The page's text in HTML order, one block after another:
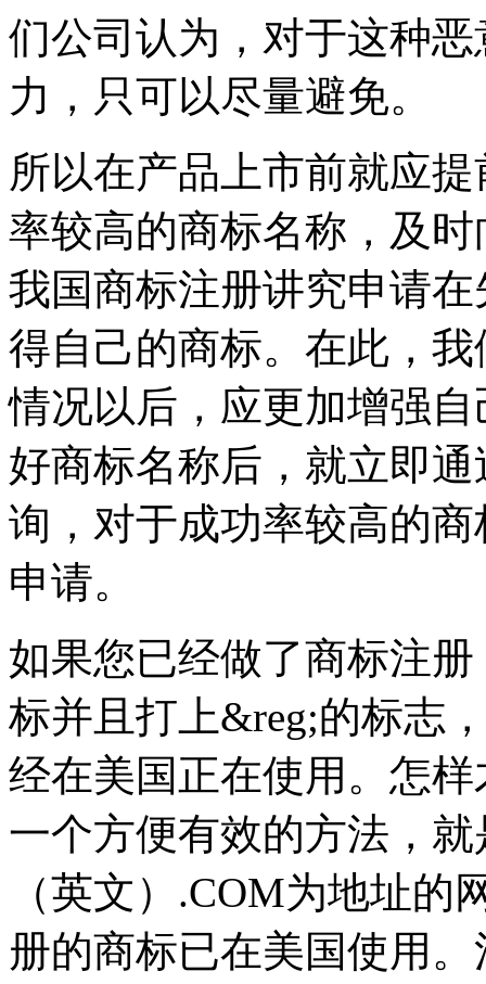
们公司认为，对于这种
力，只可以尽量避免。
所以在产品上市前就应
率较高的商标名称，及
我国商标注册讲究申请
得自己的商标。在此，
情况以后，应更加增强
好商标名称后，就立即
询，对于成功率较高的
申请。
如果您已经做了商标注
标并且打上&reg;的标志
经在美国正在使用。怎
一个方便有效的方法，
（英文）.COM为地址
册的商标已在美国使用